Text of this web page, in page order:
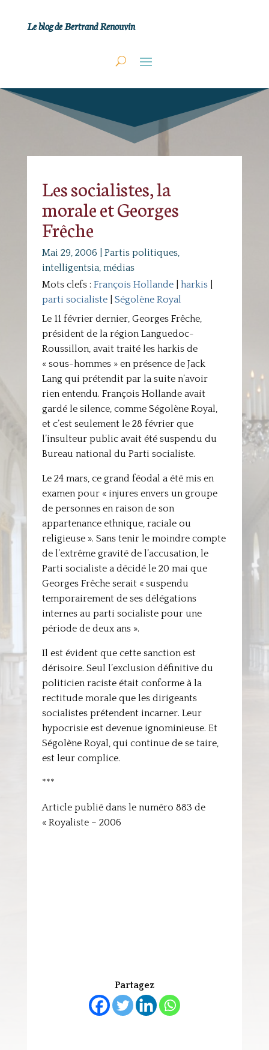
Le blog de Bertrand Renouvin
Les socialistes, la
morale et Georges
Frêche
Mai 29, 2006
Partis politiques,
intelligentsia, médias
Mots clefs : François Hollande| harkis|
parti socialiste| Ségolène Royal
Le 11 février dernier, Georges Frêche,
président de la région Languedoc-
Roussillon, avait traité les harkis de
« sous-hommes » en présence de Jack
Lang qui prétendit par la suite n’avoir
rien entendu. François Hollande avait
gardé le silence, comme Ségolène Royal,
et c’est seulement le 28 février que
l’insulteur public avait été suspendu du
Bureau national du Parti socialiste.
Le 24 mars, ce grand féodal a été mis en
examen pour « injures envers un groupe
de personnes en raison de son
appartenance ethnique, raciale ou
religieuse ». Sans tenir le moindre compte
de l’extrême gravité de l’accusation, le
Parti socialiste a décidé le 20 mai que
Georges Frêche serait « suspendu
temporairement de ses délégations
internes au parti socialiste pour une
période de deux ans ».
Il est évident que cette sanction est
dérisoire. Seul l’exclusion définitive du
politicien raciste était conforme à la
rectitude morale que les dirigeants
socialistes prétendent incarner. Leur
hypocrisie est devenue ignominieuse. Et
Ségolène Royal, qui continue de se taire,
est leur complice.
***
Article publié dans le numéro 883 de
« Royaliste – 2006
Partagez